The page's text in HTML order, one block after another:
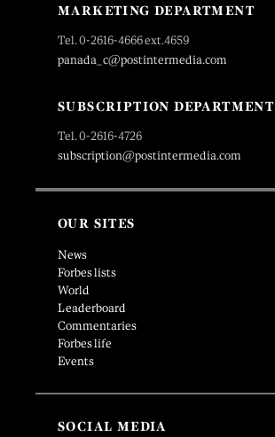
MARKETING DEPARTMENT
Tel. 0-2616-4666 ext.4659
panada_c@postintermedia.com
SUBSCRIPTION DEPARTMENT
Tel. 0-2616-4726
subscription@postintermedia.com
OUR SITES
News
Forbes lists
World
Leaderboard
Commentaries
Forbes life
Events
SOCIAL MEDIA